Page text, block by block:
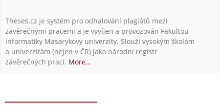
Theses.cz je systém pro odhalování plagiátů mezi
závěrečnými pracemi a je vyvíjen a provozován Fakultou
informatiky Masarykovy univerzity. Slouží vysokým školám
a univerzitám (nejen v ČR) jako národní registr
závěrečných prací. More…